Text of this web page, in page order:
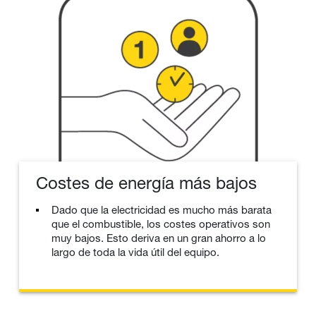
Costes de energía más bajos
Dado que la electricidad es mucho más barata
que el combustible, los costes operativos son
muy bajos. Esto deriva en un gran ahorro a lo
largo de toda la vida útil del equipo.